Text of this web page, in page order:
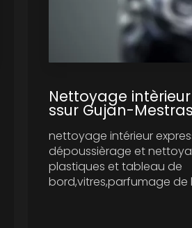
Nettoyage
ssur Gujan-Mestras
nettoyage intérieur
dépoussièrage et
plastiques et tableau de
bord,vitres,parfumage de